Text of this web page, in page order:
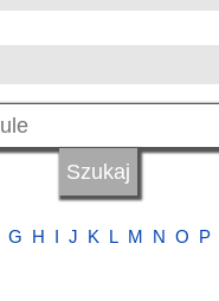
G H I J K L M N O P